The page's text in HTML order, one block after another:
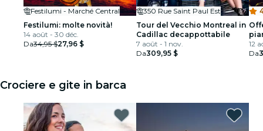
Festilumi - Marché Central
Festilumi: molte novità!
14 août - 30 déc.
Da34,95 $27,96 $
350 Rue Saint Paul Est
Tour del Vecchio Montreal in
Cadillac decappottabile
7 août - 1 nov.
Da309,95 $
+
di
12
Da
Crociere e gite in barca